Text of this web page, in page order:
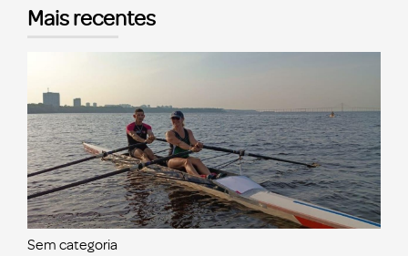
Mais recentes
Sem categoria